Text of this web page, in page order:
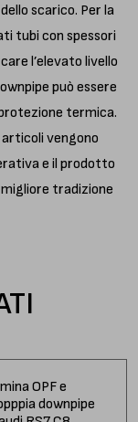
scarico. Per la
tubi con spessori
l’elevato livello
può essere
termica.
vengono
e il prodotto
tradizione